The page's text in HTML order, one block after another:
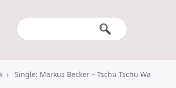
› Single: Markus Becker – Tschu Tschu Wa